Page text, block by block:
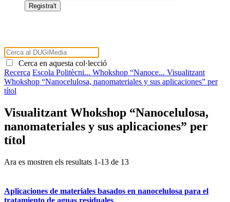
Cerca en aquesta col·lecció
Recerca Escola Politècni... Whokshop “Nanoce... Visualitzant
Whokshop “Nanocelulosa, nanomateriales y sus aplicaciones” per
títol
Visualitzant Whokshop “Nanocelulosa,
nanomateriales y sus aplicaciones” per
títol
Ara es mostren els resultats 1-13 de 13
Aplicaciones de materiales basados en nanocelulosa para el
tratamiento de aguas residuales